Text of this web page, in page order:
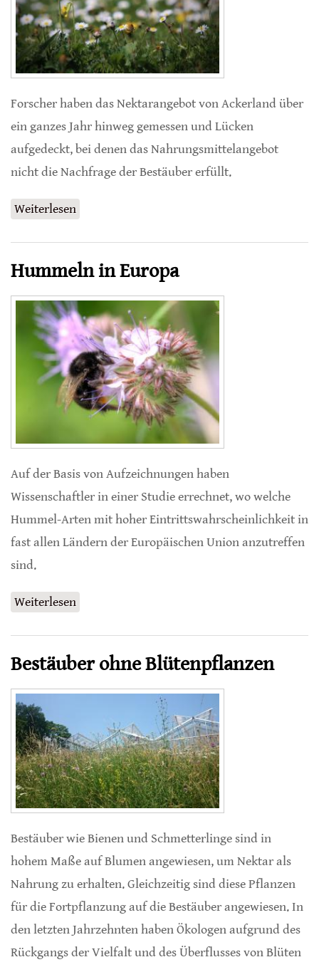
Forscher haben das Nektarangebot von Ackerland über
ein ganzes Jahr hinweg gemessen und Lücken
aufgedeckt, bei denen das Nahrungsmittelangebot
nicht die Nachfrage der Bestäuber erfüllt.
Weiterlesen
Hummeln in Europa
Auf der Basis von Aufzeichnungen haben
Wissenschaftler in einer Studie errechnet, wo welche
Hummel-Arten mit hoher Eintrittswahrscheinlichkeit in
fast allen Ländern der Europäischen Union anzutreffen
sind.
Weiterlesen
Bestäuber ohne Blütenpflanzen
Bestäuber wie Bienen und Schmetterlinge sind in
hohem Maße auf Blumen angewiesen, um Nektar als
Nahrung zu erhalten. Gleichzeitig sind diese Pflanzen
für die Fortpflanzung auf die Bestäuber angewiesen. In
den letzten Jahrzehnten haben Ökologen aufgrund des
Rückgangs der Vielfalt und des Überflusses von Blüten